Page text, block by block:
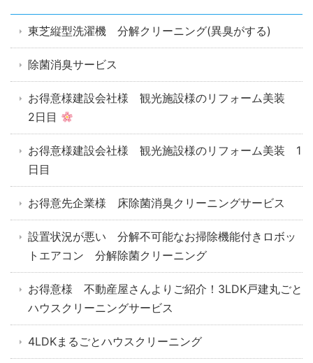
東芝縦型洗濯機 分解クリーニング(異臭がする)
除菌消臭サービス
お得意様建設会社様 観光施設様のリフォーム美装
2日目
お得意様建設会社様 観光施設様のリフォーム美装 1
日目
お得意先企業様 床除菌消臭クリーニングサービス
設置状況が悪い 分解不可能なお掃除機能付きロボッ
トエアコン 分解除菌クリーニング
お得意様 不動産屋さんよりご紹介！3LDK戸建丸ごと
ハウスクリーニングサービス
4LDKまるごとハウスクリーニング